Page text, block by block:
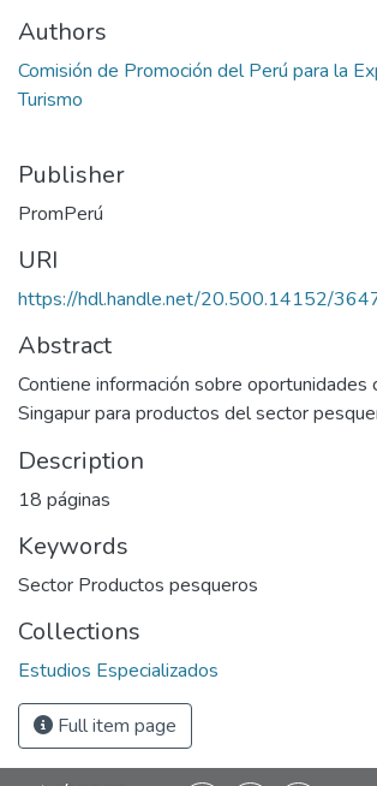
Authors
Comisión de Promoción del Perú para la
Turismo
Publisher
PromPerú
URI
https://hdl.handle.net/20.500.14152/
Abstract
Contiene información sobre oportunidades
Singapur para productos del sector
Description
18 páginas
Keywords
Sector Productos pesqueros
Collections
Estudios Especializados
Full item page